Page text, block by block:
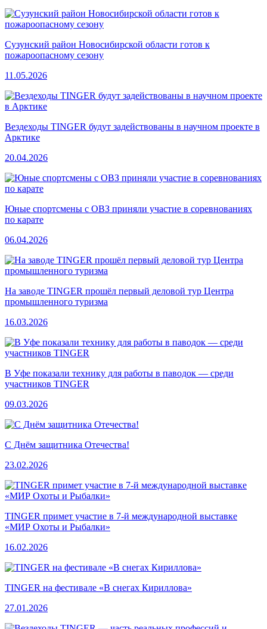
Сузунский район Новосибирской области готов к
пожароопасному сезону
11.05.2026
Вездеходы TINGER будут задействованы в научном проекте в
Арктике
20.04.2026
Юные спортсмены с ОВЗ приняли участие в соревнованиях
по карате
06.04.2026
На заводе TINGER прошёл первый деловой тур Центра
промышленного туризма
16.03.2026
В Уфе показали технику для работы в паводок — среди
участников TINGER
09.03.2026
С Днём защитника Отечества!
23.02.2026
TINGER примет участие в 7-й международной выставке
«МИР Охоты и Рыбалки»
16.02.2026
TINGER на фестивале «В снегах Кириллова»
27.01.2026